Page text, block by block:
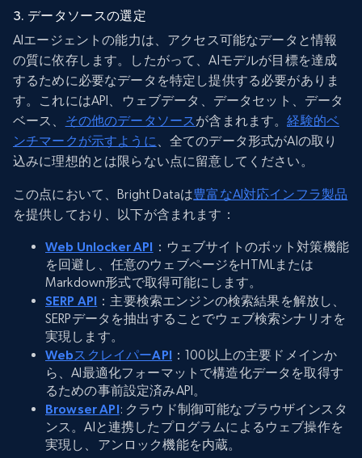
3. データソースの選定
AIエージェントの能力は、アクセス可能なデータと情報
の質に依存します。したがって、AIモデルが目標を達成
するために必要なデータを特定し提供する必要がありま
す。これにはAPI、ウェブデータ、データセット、データ
ベース、 その他のデータソースが含まれます。経験的ベ
ンチマークが示すように、全てのデータ形式がAIの取り
込みに理想的とは限らない点に留意してください。
この点において、Bright Dataは豊富なAI対応インフラ製品
を提供しており、以下が含まれます：
Web Unlocker API ：ウェブサイトのボット対策機能
を回避し、任意のウェブページをHTMLまたは
Markdown形式で取得可能にします。
SERP API ：主要検索エンジンの検索結果を解放し、
SERPデータを抽出することでウェブ検索シナリオを
実現します。
WebスクレイパーAPI：100以上の主要ドメインか
ら、AI最適化フォーマットで構造化データを取得す
るための事前設定済みAPI。
Browser API: クラウド制御可能なブラウザインスタ
ンス。AIと連携したプログラムによるウェブ操作を
実現し、アンロック機能を内蔵。